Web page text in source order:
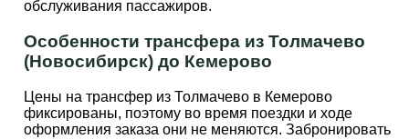
обслуживания пассажиров.
Особенности трансфера из Толмачево
(Новосибирск) до Кемерово
Цены на трансфер из Толмачево в Кемерово
фиксированы, поэтому во время поездки и ходе
оформления заказа они не меняются. Забронировать